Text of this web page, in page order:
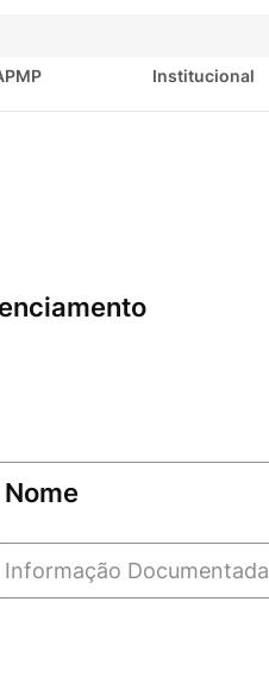
Institucional
Nome
Informação Documentada